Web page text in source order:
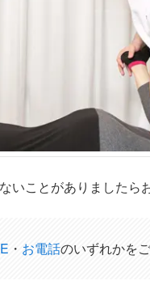
いことがありましたら
・ お電話のいずれかを